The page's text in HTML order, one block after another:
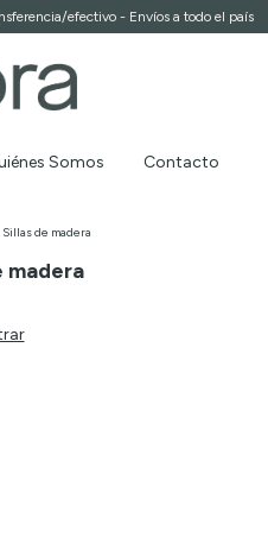
efectivo - Envíos a todo el país
Somos Contacto
Sillas de madera
madera